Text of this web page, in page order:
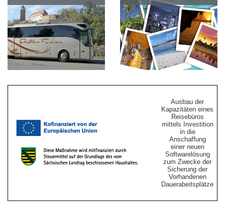
Ausbau der
Kapazitäten eines
Reisebüros
mittels Investition
in die
Anschaffung
einer neuen
Softwarelösung
zum Zwecke der
Sicherung der
Vorhandenen
Dauerabeitsplätze